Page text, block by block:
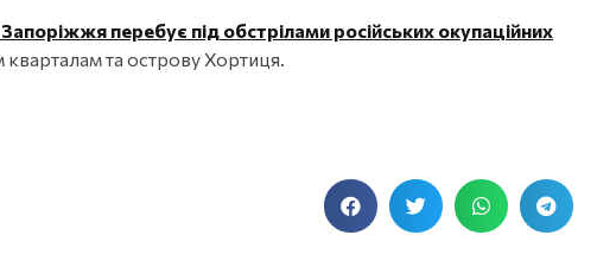
перебує під обстрілами російських окупаційних
та острову Хортиця.